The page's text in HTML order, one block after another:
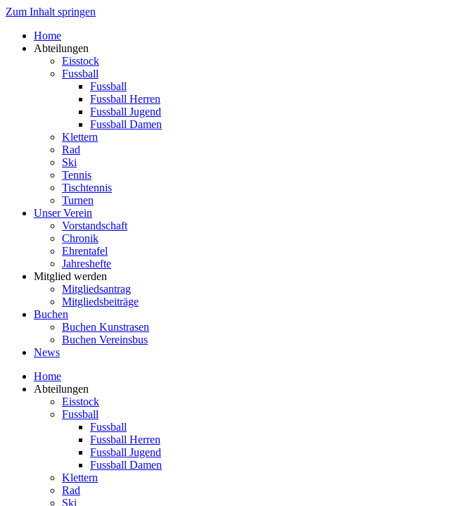
Zum Inhalt springen
Home
Abteilungen
Eisstock
Fussball
Fussball
Fussball Herren
Fussball Jugend
Fussball Damen
Klettern
Rad
Ski
Tennis
Tischtennis
Turnen
Unser Verein
Vorstandschaft
Chronik
Ehrentafel
Jahreshefte
Mitglied werden
Mitgliedsantrag
Mitgliedsbeiträge
Buchen
Buchen Kunstrasen
Buchen Vereinsbus
News
Home
Abteilungen
Eisstock
Fussball
Fussball
Fussball Herren
Fussball Jugend
Fussball Damen
Klettern
Rad
Ski